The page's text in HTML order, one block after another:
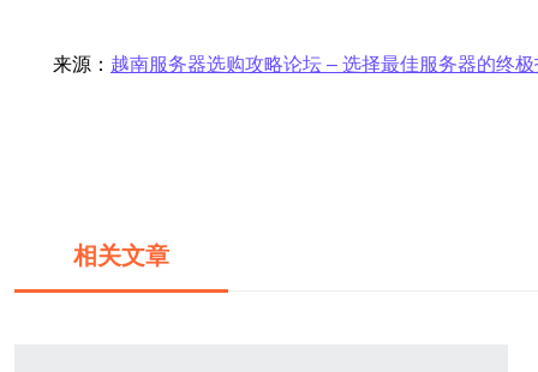
来源： 越南服务器选购攻略论坛 – 选择最佳服务器的终
相关文章